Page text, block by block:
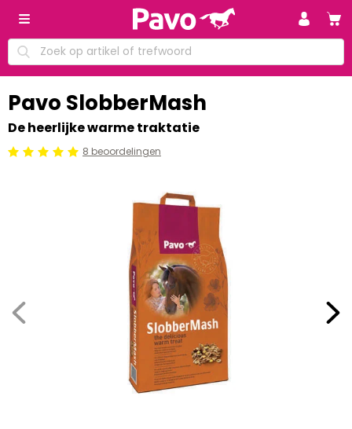
Pavo SlobberMash
De heerlijke warme traktatie
Beoordeling: 5/5 8 beoordelingen